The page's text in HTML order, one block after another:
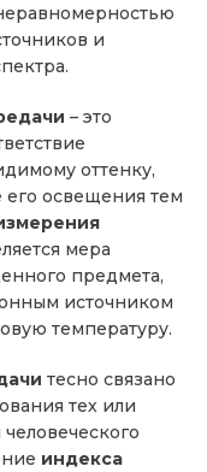
и
– это
оттенку,
его освещения тем
мера
предмета,
источником
температуру.
тесно связано
тех или
индекса